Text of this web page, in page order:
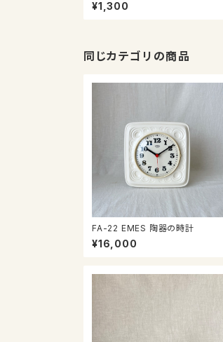
¥1,300
同じカテゴリの商品
FA-22 EMES 陶器の時計
¥16,000